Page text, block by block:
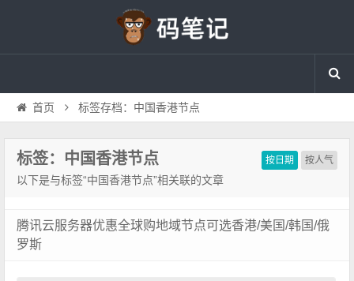
首页 标签存档：中国香港节点
按日期 按人气
标签：中国香港节点
以下是与标签“中国香港节点”相关联的文章
腾讯云服务器优惠全球购地域节点可选香港/美国/韩国/俄
罗斯